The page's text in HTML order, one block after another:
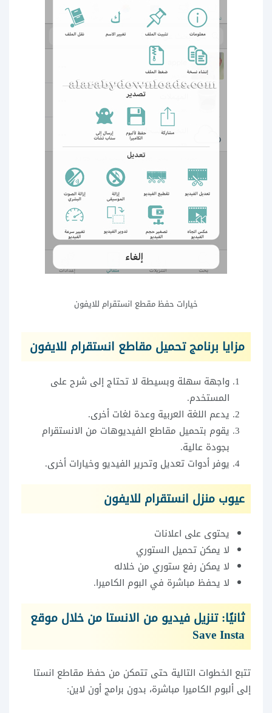
خيارات حفظ مقطع انستقرام للايفون
مزايا برنامج تحميل مقاطع انستقرام للايفون
واجهة سهلة وبسيطة لا تحتاج إلى شرح على
المستخدم.
يدعم اللغة العربية وعدة لغات أخرى.
يقوم بتحميل مقاطع الفيديوهات من الانستقرام
بجودة عالية.
يوفر أدوات تعديل وتحرير الفيديو وخيارات أخرى.
عيوب منزل انستقرام للايفون
يحتوى على اعلانات
لا يمكن تحميل الستوري
لا يمكن رفع ستوري من خلاله
لا يحفظ مباشرة في البوم الكاميرا.
ثانيًا: تنزيل فيديو من الانستا من خلال موقع
Save Insta
تتبع الخطوات التالية حتى تتمكن من حفظ مقاطع انستا
إلى ألبوم الكاميرا مباشرة، بدون برامج أون لاين: